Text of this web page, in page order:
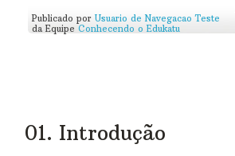
Publicado por Usuario de Navegacao Teste
da Equipe Conhecendo o Edukatu
01. Introdução